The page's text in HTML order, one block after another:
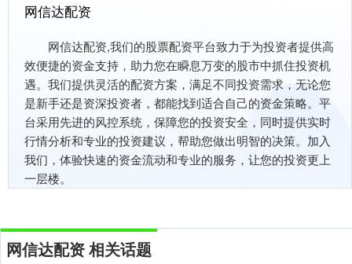
网信达配资
网信达配资,我们的股票配资平台致力于为投资者提供高
效便捷的资金支持，助力您在瞬息万变的股市中抓住投资机
遇。我们提供灵活的配资方案，满足不同投资需求，无论您
是新手还是资深投资者，都能找到适合自己的资金策略。平
台采用先进的风控系统，保障您的投资安全，同时提供实时
行情分析和专业的投资建议，帮助您做出明智的决策。加入
我们，体验快速的资金流动和专业的服务，让您的投资更上
一层楼。
网信达配资 相关话题